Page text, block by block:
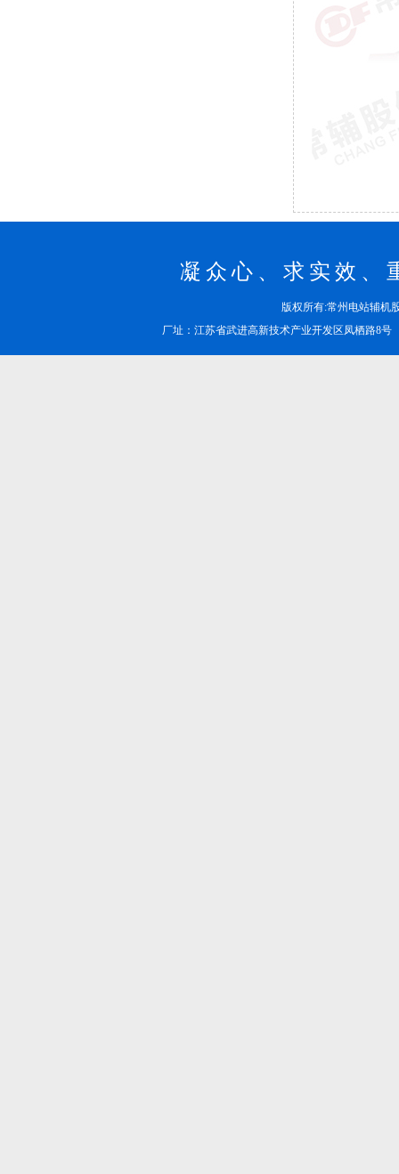
凝众心、求实效、
版权所有:常州电站辅
厂址：江苏省武进高新技术产业开发区凤栖路8